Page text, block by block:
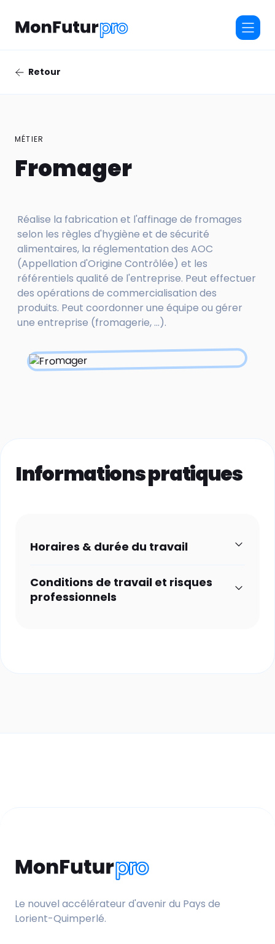
Retour
MÉTIER
Fromager
Réalise la fabrication et l'affinage de fromages
selon les règles d'hygiène et de sécurité
alimentaires, la réglementation des AOC
(Appellation d'Origine Contrôlée) et les
référentiels qualité de l'entreprise. Peut effectuer
des opérations de commercialisation des
produits. Peut coordonner une équipe ou gérer
une entreprise (fromagerie, ...).
Informations pratiques
Horaires & durée du travail
Conditions de travail et risques
professionnels
Le nouvel accélérateur d'avenir du Pays de
Lorient-Quimperlé.